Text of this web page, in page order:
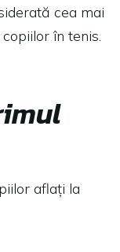
cea mai
în tenis.
aflați la